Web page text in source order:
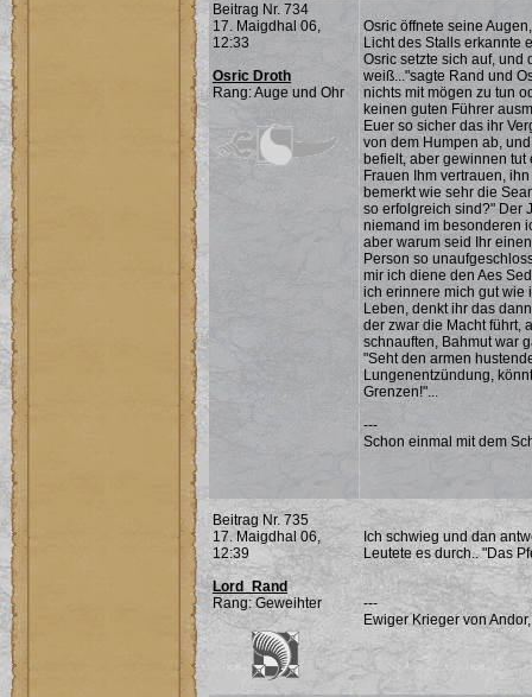
Beitrag Nr. 734
17. Maigdhal 06,
12:33
Osric Droth
Rang: Auge und Ohr
Osric öffnete seine
Licht des Stalls erkannte
Osric setzte sich auf,
weiß..."sagte Rand und
nichts mit mögen zu tun
keinen guten Führer
Euer so sicher das ihr
von dem Humpen ab,
befielt, aber gewinnen
Frauen Ihm vertrauen,
bemerkt wie sehr die
so erfolgreich sind?" Der
niemand im besonderen
aber warum seid Ihr
Person so
mir ich diene den Aes
ich erinnere mich gut wie
Leben, denkt ihr das
der zwar die Macht führt,
schnauften, Bahmut war
"Seht den armen
Lungenentzündung,
Grenzen!"...
---
Schon einmal mit dem
Beitrag Nr. 735
17. Maigdhal 06,
12:39
Lord_Rand
Rang: Geweihter
Ich schwieg und dan
Leutete es durch.. "Das
---
Ewiger Krieger von